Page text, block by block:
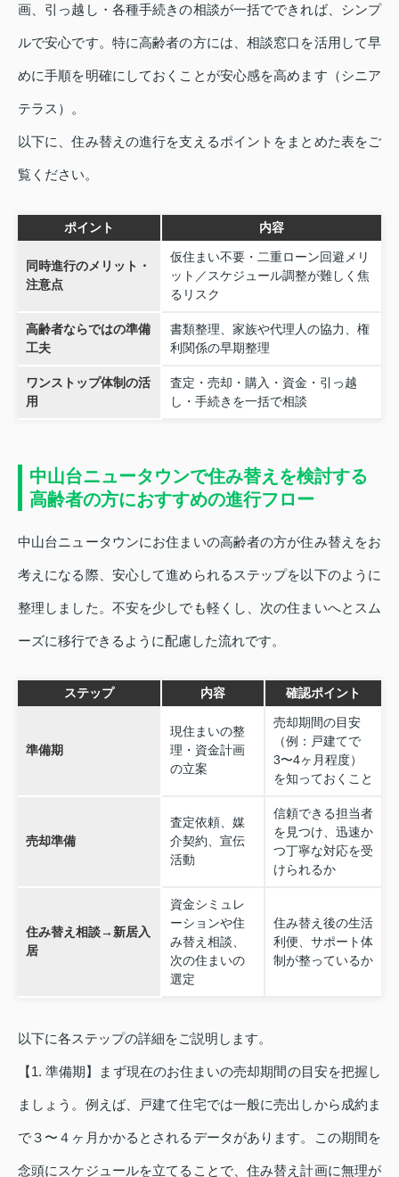
画、引っ越し・各種手続きの相談が一括でできれば、シンプ
ルで安心です。特に高齢者の方には、相談窓口を活用して早
めに手順を明確にしておくことが安心感を高めます（シニア
テラス）。
以下に、住み替えの進行を支えるポイントをまとめた表をご
覧ください。
ポイント 内容
同時進行のメリット・
注意点
仮住まい不要・二重ローン回避メリ
ット／スケジュール調整が難しく焦
るリスク
高齢者ならではの準備
工夫
書類整理、家族や代理人の協力、権
利関係の早期整理
ワンストップ体制の活
用
査定・売却・購入・資金・引っ越
し・手続きを一括で相談
中山台ニュータウンで住み替えを検討する
高齢者の方におすすめの進行フロー
中山台ニュータウンにお住まいの高齢者の方が住み替えをお
考えになる際、安心して進められるステップを以下のように
整理しました。不安を少しでも軽くし、次の住まいへとスム
ーズに移行できるように配慮した流れです。
ステップ 内容 確認ポイント
準備期
現住まいの整
理・資金計画
の立案
売却期間の目安
（例：戸建てで
3〜4ヶ月程度）
を知っておくこと
売却準備
査定依頼、媒
介契約、宣伝
活動
信頼できる担当者
を見つけ、迅速か
つ丁寧な対応を受
けられるか
住み替え相談→新居入
居
資金シミュレ
ーションや住
み替え相談、
次の住まいの
選定
住み替え後の生活
利便、サポート体
制が整っているか
以下に各ステップの詳細をご説明します。
【1. 準備期】まず現在のお住まいの売却期間の目安を把握し
ましょう。例えば、戸建て住宅では一般に売出しから成約ま
で３〜４ヶ月かかるとされるデータがあります。この期間を
念頭にスケジュールを立てることで、住み替え計画に無理が